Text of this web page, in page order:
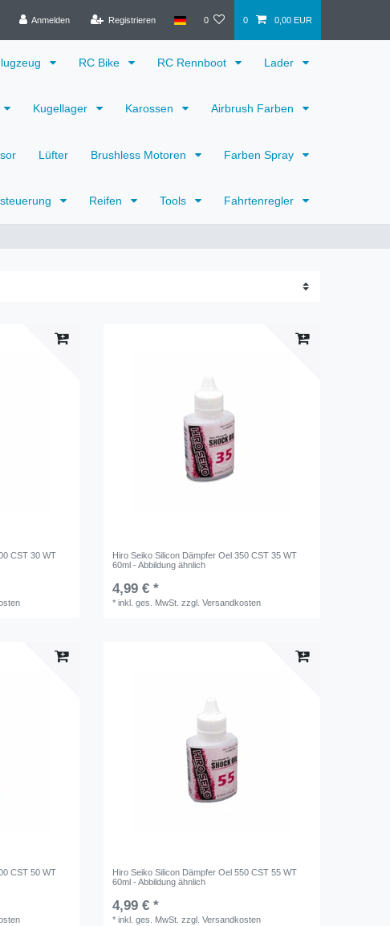
Anmelden
Registrieren 0 0 0,00 EUR
RC Bike RC Rennboot Lader
Kugellager Karossen Airbrush Farben
Lüfter Brushless Motoren Farben Spray
Reifen Tools Fahrtenregler
CST 30 WT
Hiro Seiko Silicon Dämpfer Oel 350 CST 35 WT
60ml - Abbildung ähnlich
4,99 € *
*inkl. ges. MwSt. zzgl.Versandkosten
CST 50 WT
Hiro Seiko Silicon Dämpfer Oel 550 CST 55 WT
60ml - Abbildung ähnlich
4,99 € *
*inkl. ges. MwSt. zzgl.Versandkosten